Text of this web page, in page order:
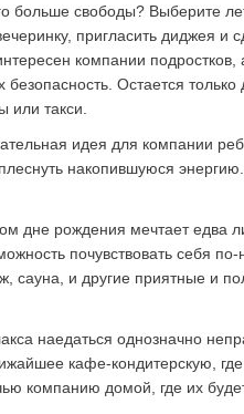
больше свободы? Выберите
пригласить диджея и
компании
безопасность. Остается
или такси.
идея для компании
накопившуюся
дне рождения мечтает едва
почувствовать себя
сауна, и другие приятные и
наедаться однозначно
кафе-кондитерскую,
компанию домой, где их